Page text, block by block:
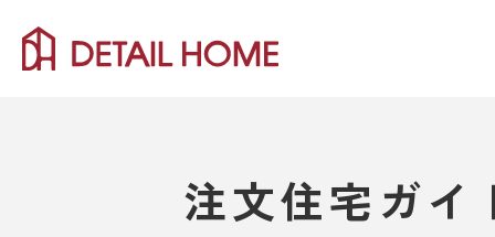
注文住宅ガイ